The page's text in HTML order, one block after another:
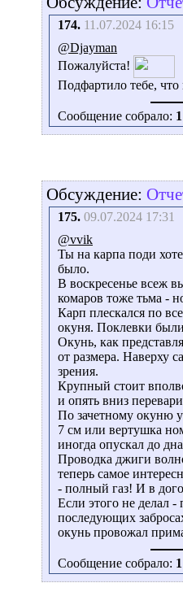
174. 11.07.2024 16:15
@Djayman
Пожалуйста!
Подфартило тебе,
Сообщение собрало: 1
Обсуждение:
175. 09.07.2024 17:31
@vvik
Ты на карпа поди
было.
В воскресенье всеж
комаров тоже тьма -
Карп плескался по
окуня. Поклевки
Окунь, как
от размера. Наверху
зрения.
Крупный стоит
и опять вниз
По зачетному окуню
7 см или вертушка
иногда опускал до
Проводка джиги
теперь самое
- полный газ! И в
Если этого не делал
последующих
окунь провожал
Сообщение собрало: 1